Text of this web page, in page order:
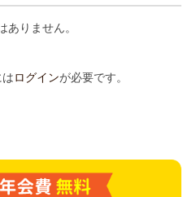
ありません。
ログインが必要です。